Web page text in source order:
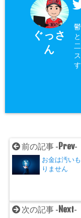
ぐっさ
ん
す
前の記事 - Prev-
お金は汚い
りません
次の記事 - Next-